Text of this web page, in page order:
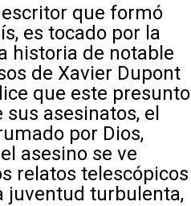
que formó
es tocado por la
historia de notable
de Xavier Dupont
que este presunto
asesinatos, el
por Dios,
asesino se ve
relatos telescópicos
juventud turbulenta,